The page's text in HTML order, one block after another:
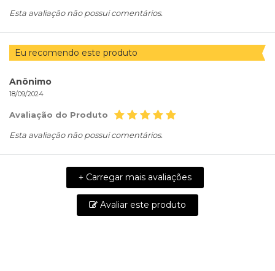
Esta avaliação não possui comentários.
Eu recomendo este produto
Anônimo
18/09/2024
Avaliação do Produto
Esta avaliação não possui comentários.
+Carregar mais avaliações
Avaliar este produto